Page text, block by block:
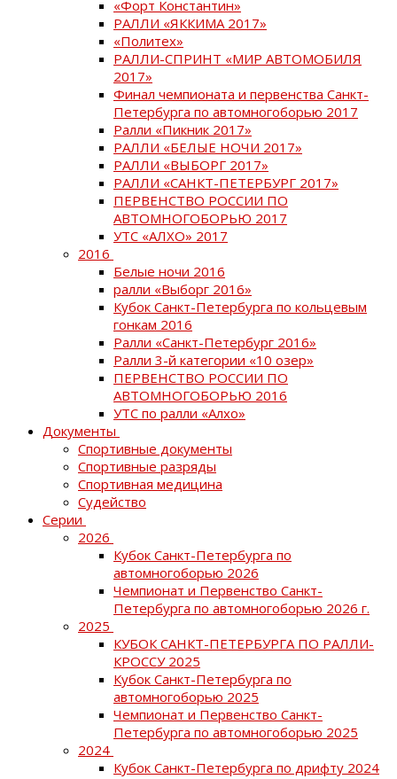
«Форт Константин»
РАЛЛИ «ЯККИМА 2017»
«Политех»
РАЛЛИ-СПРИНТ «МИР АВТОМОБИЛЯ
2017»
Финал чемпионата и первенства Санкт-
Петербурга по автомногоборью 2017
Ралли «Пикник 2017»
РАЛЛИ «БЕЛЫЕ НОЧИ 2017»
РАЛЛИ «ВЫБОРГ 2017»
РАЛЛИ «САНКТ-ПЕТЕРБУРГ 2017»
ПЕРВЕНСТВО РОССИИ ПО
АВТОМНОГОБОРЬЮ 2017
УТС «АЛХО» 2017
2016
Белые ночи 2016
ралли «Выборг 2016»
Кубок Санкт-Петербурга по кольцевым
гонкам 2016
Ралли «Санкт-Петербург 2016»
Ралли 3-й категории «10 озер»
ПЕРВЕНСТВО РОССИИ ПО
АВТОМНОГОБОРЬЮ 2016
УТС по ралли «Алхо»
Документы
Спортивные документы
Спортивные разряды
Спортивная медицина
Судейство
Серии
2026
Кубок Санкт-Петербурга по
автомногоборью 2026
Чемпионат и Первенство Санкт-
Петербурга по автомногоборью 2026 г.
2025
КУБОК САНКТ-ПЕТЕРБУРГА ПО РАЛЛИ-
КРОССУ 2025
Кубок Санкт-Петербурга по
автомногоборью 2025
Чемпионат и Первенство Санкт-
Петербурга по автомногоборью 2025
2024
Кубок Санкт-Петербурга по дрифту 2024